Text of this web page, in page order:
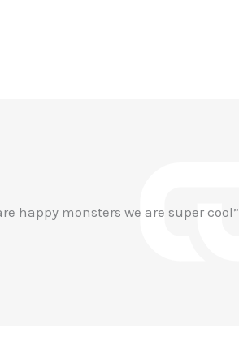
happy monsters we are super cool”